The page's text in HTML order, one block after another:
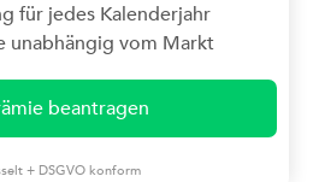
für jedes Kalenderjahr
unabhängig vom Markt
beantragen
+ DSGVO konform